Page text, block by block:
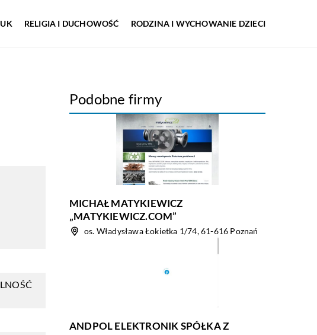
RELIGIA I DUCHOWOŚĆ RODZINA I WYCHOWANIE DZIECI
Podobne firmy
MICHAŁ MATYKIEWICZ
„MATYKIEWICZ.COM”
os. Władysława Łokietka 1/74, 61-616 Poznań
ANDPOL ELEKTRONIK SPÓŁKA Z